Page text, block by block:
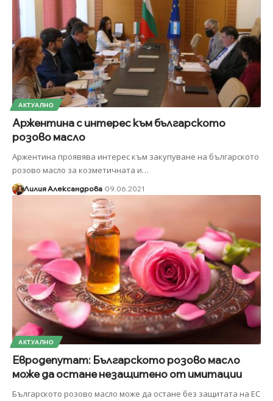
АКТУАЛНО
Аржентина с интерес към българското
розово масло
Аржентина проявява интерес към закупуване на българското
розово масло за козметичната и…
Лилия Александрова 09.06.2021
АКТУАЛНО
Евродепутат: Българското розово масло
може да остане незащитено от имитации
Българското розово масло може да остане без защитата на ЕС